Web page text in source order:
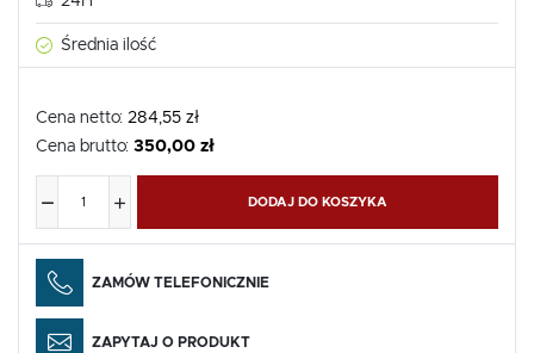
Średnia ilość
Cena netto: 284,55 zł
Cena brutto: 350,00 zł
DODAJ DO KOSZYKA
ZAMÓW TELEFONICZNIE
ZAPYTAJ O PRODUKT